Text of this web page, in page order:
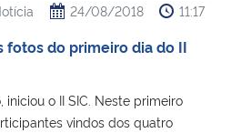
24/08/2018 11:17
fotos do primeiro dia do II
iniciou o II SIC. Neste primeiro
vindos dos quatro